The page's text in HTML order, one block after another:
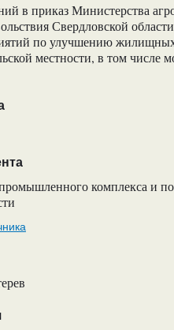
в приказ Министерства
Свердловской
по улучшению
местности, в том числе
комплекса и